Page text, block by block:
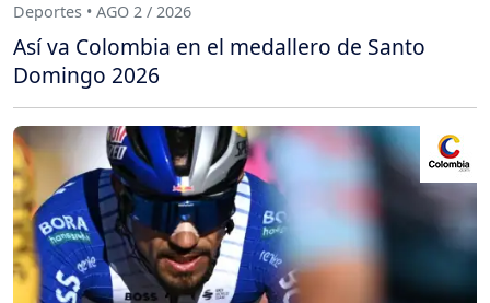
Deportes • AGO 2 / 2026
Así va Colombia en el medallero de Santo
Domingo 2026